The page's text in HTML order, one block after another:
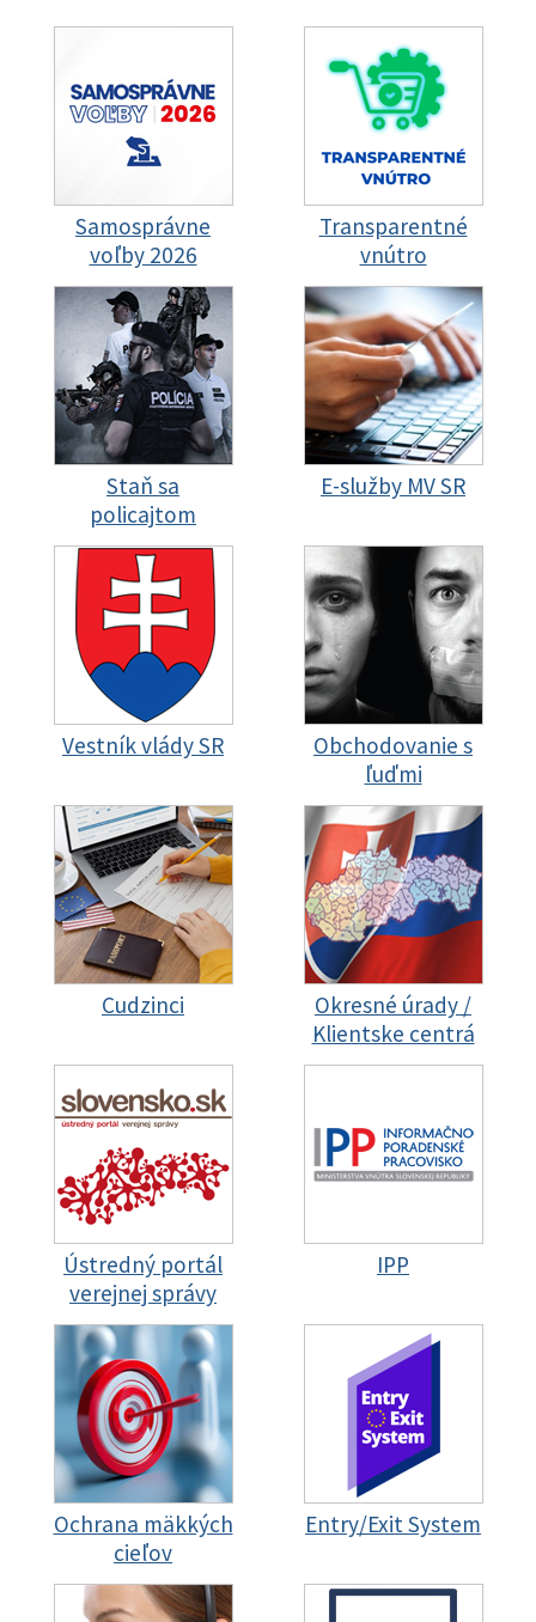
Samosprávne
voľby 2026
Transparentné
vnútro
Staň sa
policajtom
E-služby MV SR
Vestník vlády SR
Obchodovanie s
ľuďmi
Cudzinci
Okresné úrady /
Klientske centrá
Ústredný portál
verejnej správy
IPP
Ochrana mäkkých
cieľov
Entry/Exit System